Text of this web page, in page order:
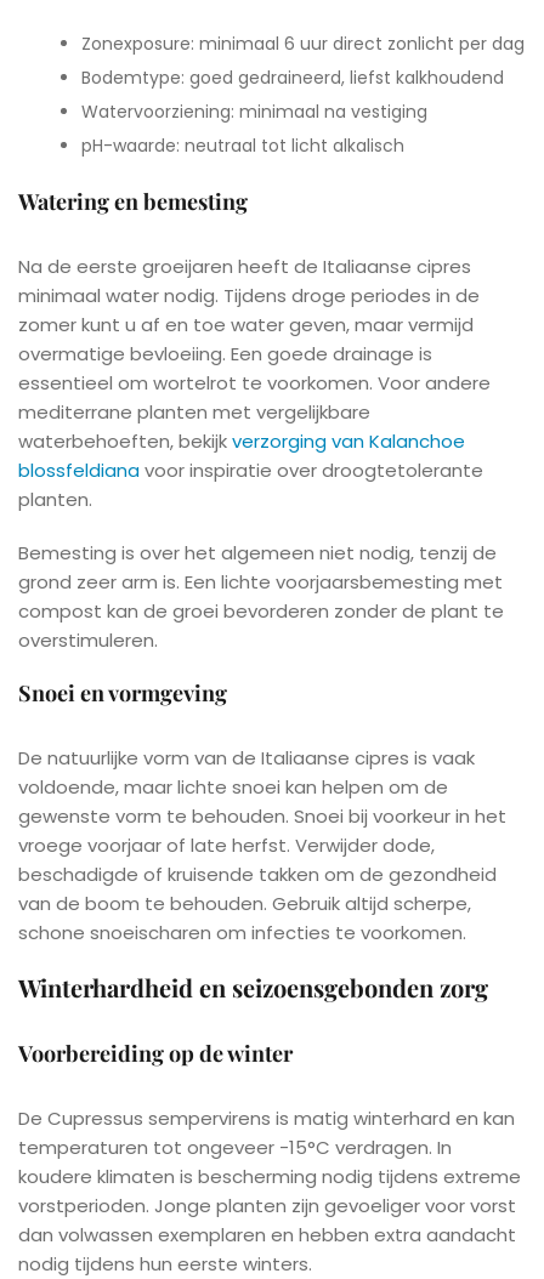
Zonexposure: minimaal 6 uur direct zonlicht per dag
Bodemtype: goed gedraineerd, liefst kalkhoudend
Watervoorziening: minimaal na vestiging
pH-waarde: neutraal tot licht alkalisch
Watering en bemesting
Na de eerste groeijaren heeft de Italiaanse cipres
minimaal water nodig. Tijdens droge periodes in de
zomer kunt u af en toe water geven, maar vermijd
overmatige bevloeiing. Een goede drainage is
essentieel om wortelrot te voorkomen. Voor andere
mediterrane planten met vergelijkbare
waterbehoeften, bekijkverzorging van Kalanchoe
blossfeldianavoor inspiratie over droogtetolerante
planten.
Bemesting is over het algemeen niet nodig, tenzij de
grond zeer arm is. Een lichte voorjaarsbemesting met
compost kan de groei bevorderen zonder de plant te
overstimuleren.
Snoei en vormgeving
De natuurlijke vorm van de Italiaanse cipres is vaak
voldoende, maar lichte snoei kan helpen om de
gewenste vorm te behouden. Snoei bij voorkeur in het
vroege voorjaar of late herfst. Verwijder dode,
beschadigde of kruisende takken om de gezondheid
van de boom te behouden. Gebruik altijd scherpe,
schone snoeischaren om infecties te voorkomen.
Winterhardheid en seizoensgebonden zorg
Voorbereiding op de winter
De Cupressus sempervirens is matig winterhard en kan
temperaturen tot ongeveer -15°C verdragen. In
koudere klimaten is bescherming nodig tijdens extreme
vorstperioden. Jonge planten zijn gevoeliger voor vorst
dan volwassen exemplaren en hebben extra aandacht
nodig tijdens hun eerste winters.